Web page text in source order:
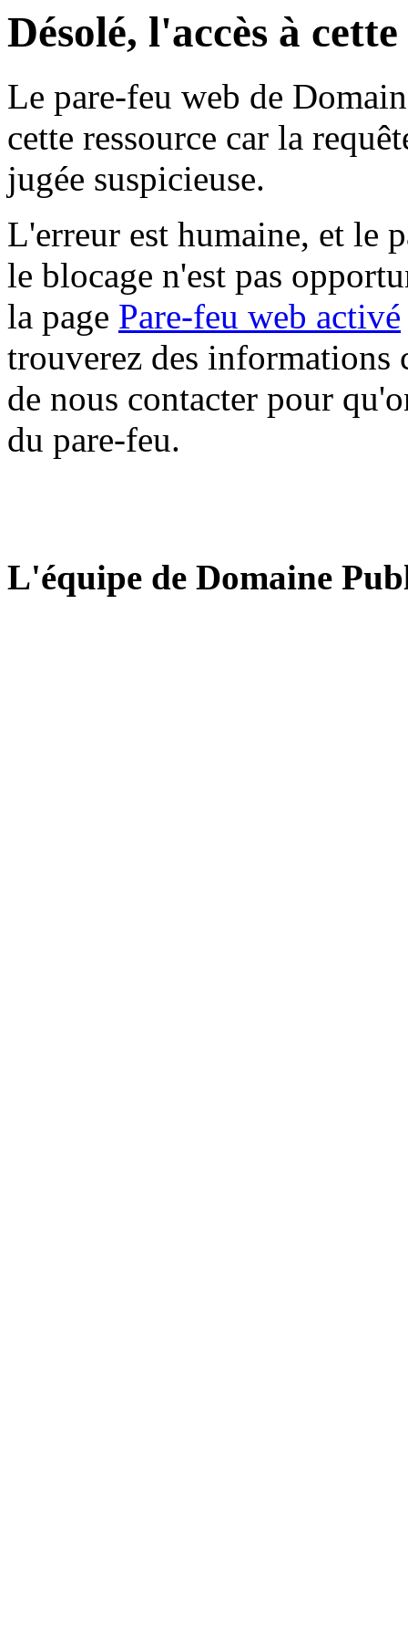
Désolé, l'accès à
Le pare-feu web de
cette ressource car la
jugée suspicieuse.
L'erreur est humaine, et le
le blocage n'est pas
la page Pare-feu web activé
trouverez des informations
de nous contacter pour
du pare-feu.
L'équipe de Domaine